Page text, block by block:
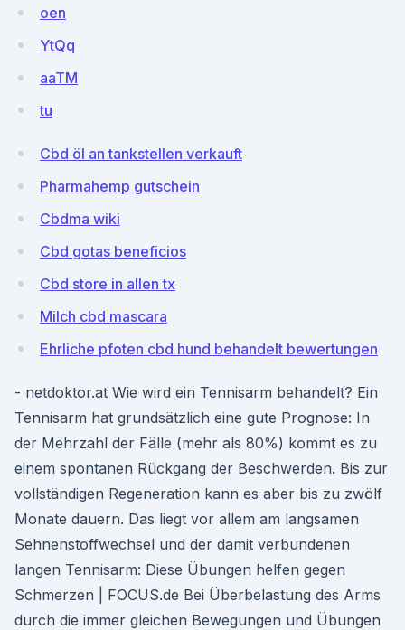
oen
YtQq
aaTM
tu
Cbd öl an tankstellen verkauft
Pharmahemp gutschein
Cbdma wiki
Cbd gotas beneficios
Cbd store in allen tx
Milch cbd mascara
Ehrliche pfoten cbd hund behandelt bewertungen
- netdoktor.at Wie wird ein Tennisarm behandelt? Ein
Tennisarm hat grundsätzlich eine gute Prognose: In
der Mehrzahl der Fälle (mehr als 80%) kommt es zu
einem spontanen Rückgang der Beschwerden. Bis zur
vollständigen Regeneration kann es aber bis zu zwölf
Monate dauern. Das liegt vor allem am langsamen
Sehnenstoffwechsel und der damit verbundenen
langen Tennisarm: Diese Übungen helfen gegen
Schmerzen | FOCUS.de Bei Überbelastung des Arms
durch die immer gleichen Bewegungen und Übungen